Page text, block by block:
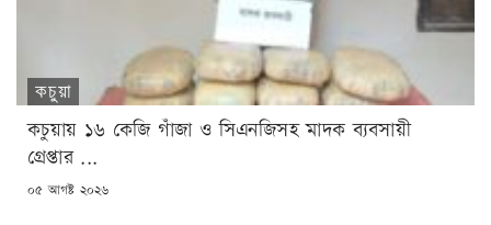
কচুয়া
কচুয়ায় ১৬ কেজি গাঁজা ও সিএনজিসহ মাদক ব্যবসায়ী
গ্রেপ্তার ...
POSTED
০৫ আগষ্ট ২০২৬